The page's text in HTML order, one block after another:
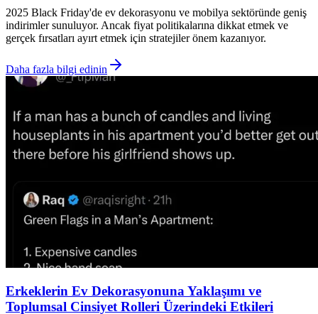
2025 Black Friday'de ev dekorasyonu ve mobilya sektöründe geniş
indirimler sunuluyor. Ancak fiyat politikalarına dikkat etmek ve
gerçek fırsatları ayırt etmek için stratejiler önem kazanıyor.
Daha fazla bilgi edinin
Erkeklerin Ev Dekorasyonuna Yaklaşımı ve
Toplumsal Cinsiyet Rolleri Üzerindeki Etkileri